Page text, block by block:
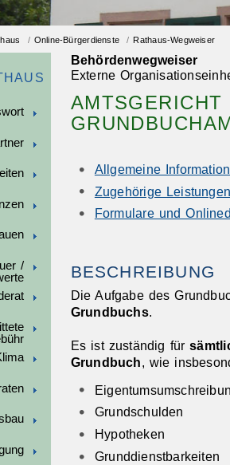
/ Online-Bürgerdienste / Rathaus-Wegweiser
/
Behördenwegweiser
Externe
Allgemeine
Zugehörige
Formulare und
BESCHREIBUNG
Die Aufgabe des
Grundbuchs.
Es ist zuständig für
Grundbuch, wie
Grundschulden
Hypotheken
Grunddienstbarkeiten